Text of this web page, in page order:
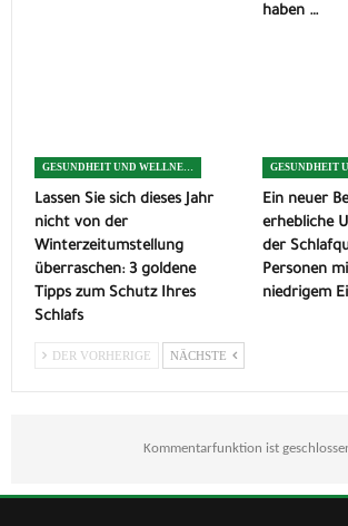
haben …
Lassen Sie sich dieses Jahr
nicht von der
Winterzeitumstellung
überraschen: 3 goldene
Tipps zum Schutz Ihres
Schlafs
Ein neuer
erhebliche
der
Personen
niedrigem
DER VORHERIGE NÄCHSTE
Kommentarfunktion ist